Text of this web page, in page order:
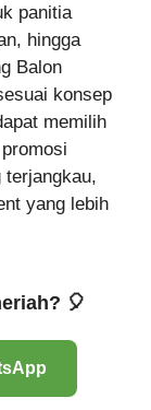
panitia
hingga
Balon
konsep
memilih
terjangkau,
yang lebih
🎈